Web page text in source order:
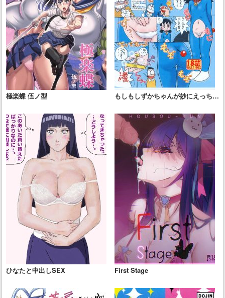
極楽蝶 伍ノ型
もしもしずかちゃんが妙にえっちな
ひなたと中出しSEX First Stage